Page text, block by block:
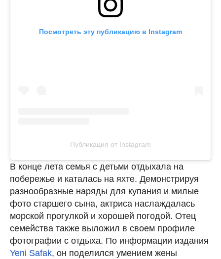
Посмотреть эту публикацию в Instagram
Публикация от Instagram
В конце лета семья с детьми отдыхала на
побережье и каталась на яхте. Демонстрируя
разнообразные наряды для купания и милые
фото старшего сына, актриса наслаждалась
морской прогулкой и хорошей погодой. Отец
семейства также выложил в своем профиле
фотографии с отдыха. По информации издания
Yeni Safak, он поделился умением жены